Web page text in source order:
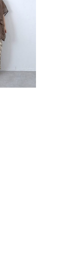
WILD THINGS（ワイルドシ